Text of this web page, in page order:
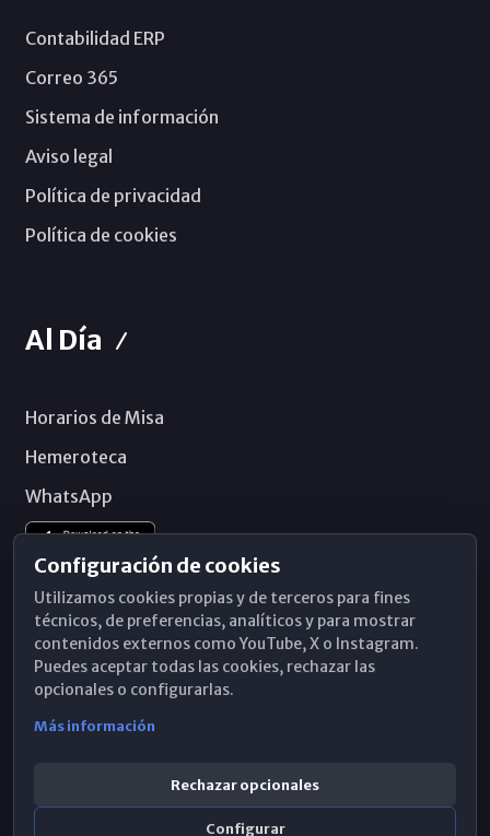
Contabilidad ERP
Correo 365
Sistema de información
Aviso legal
Política de privacidad
Política de cookies
Al Día
Horarios de Misa
Hemeroteca
WhatsApp
Configuración de cookies
Utilizamos cookies propias y de terceros para fines
técnicos, de preferencias, analíticos y para mostrar
contenidos externos como YouTube, X o Instagram.
Puedes aceptar todas las cookies, rechazar las
opcionales o configurarlas.
Más información
Rechazar opcionales
Configurar